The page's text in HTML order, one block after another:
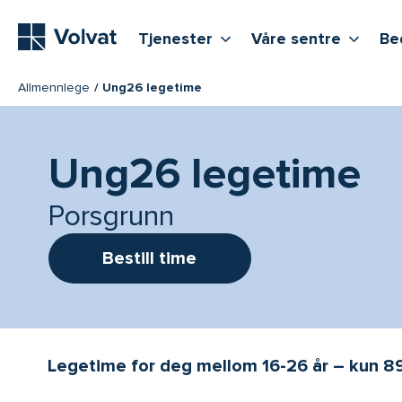
Tjenester Vis flere undernivåer
Våre sentre Vis
Allmennlege Ung26 legetime
Ung26 legetime
Porsgrunn
Bestill time
Legetime for deg mellom 16-26 år – kun